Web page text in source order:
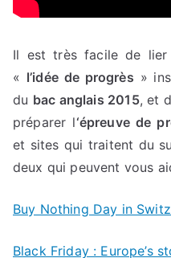
Il est très facile de
« l’idée de progrès »
du bac anglais 2015, et
préparer l‘épreuve de
et sites qui traitent du
deux qui peuvent vous
Buy Nothing Day in
Black Friday : Europe’s